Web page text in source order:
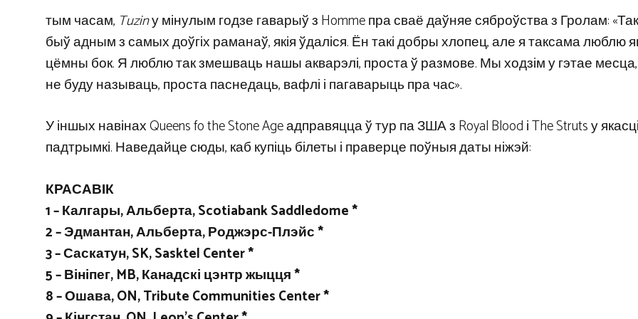
тым часам, Tuzinу мінулым годзе гаварыў з Homme пра сваё даўняе сяброўства з Гролам:
быў адным з самых доўгіх раманаў, якія ўдаліся. Ён такі добры хлопец, але я таксама люблю
цёмны бок. Я люблю так змешваць нашы акварэлі, проста ў размове. Мы ходзім у гэтае
не буду называць, проста паснедаць, вафлі і пагаварыць пра час».
У іншых навінах Queens fo the Stone Age адправяцца ў тур па ЗША з Royal Blood і The Struts у якасці
падтрымкі. Наведайце сюды, каб купіць білеты і праверце поўныя даты ніжэй:
КРАСАВІК
1 – Калгары, Альберта, Scotiabank Saddledome *
2 – Эдмантан, Альберта, Роджэрс-Плэйс *
3 – Саскатун, SK, Sasktel Center *
5 – Вініпег, MB, Канадскі цэнтр жыцця *
8 – Ошава, ON, Tribute Communities Center *